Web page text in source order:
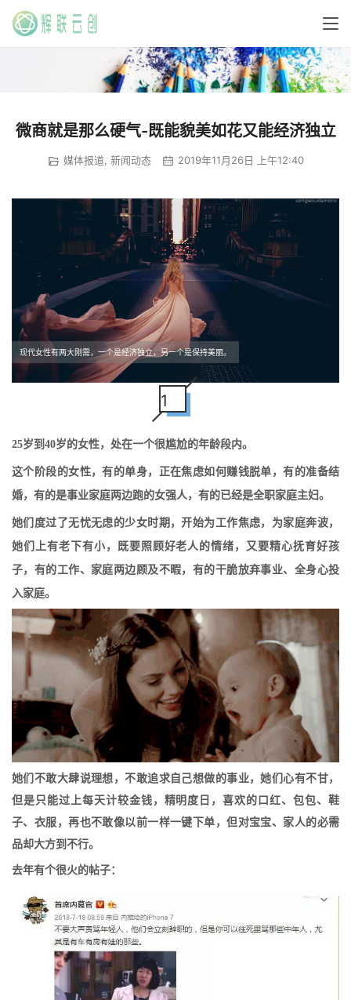
微商就是那么硬气-既能貌美如花又能经济独立
媒体报道, 新闻动态 2019年11月26日 上午12:40
现代女性有两大刚需，一个是经济独立，另一个是保持美丽。
1
25岁到40岁的女性，处在一个很尴尬的年龄段内。
这个阶段的女性，有的单身，正在焦虑如何赚钱脱单，有的准备结
婚，有的是事业家庭两边跑的女强人，有的已经是全职家庭主妇。
她们度过了无忧无虑的少女时期，开始为工作焦虑，为家庭奔波，
她们上有老下有小，既要照顾好老人的情绪，又要精心抚育好孩
子，有的工作、家庭两边顾及不暇，有的干脆放弃事业、全身心投
入家庭。
她们不敢大肆说理想，不敢追求自己想做的事业，她们心有不甘，
但是只能过上每天计较金钱，精明度日，喜欢的口红、包包、鞋
子、衣服，再也不敢像以前一样一键下单，但对宝宝、家人的必需
品却大方到不行。
去年有个很火的帖子：